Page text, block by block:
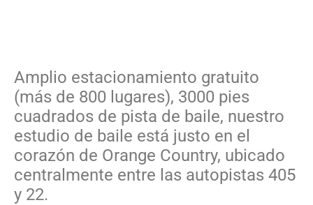
Amplio estacionamiento gratuito
(más de 800 lugares), 3000 pies
cuadrados de pista de baile, nuestro
estudio de baile está justo en el
corazón de Orange Country, ubicado
centralmente entre las autopistas 405
y 22.